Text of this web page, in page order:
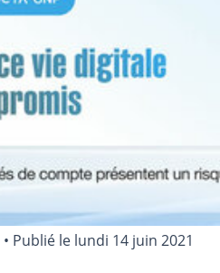
• Publié le lundi 14 juin 2021